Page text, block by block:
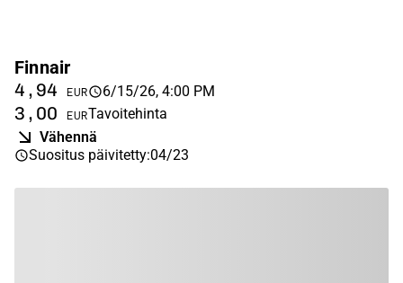
Finnair
4,94 EUR 6/15/26, 4:00 PM
3,00 EURTavoitehinta
Vähennä
Suositus päivitetty:04/23